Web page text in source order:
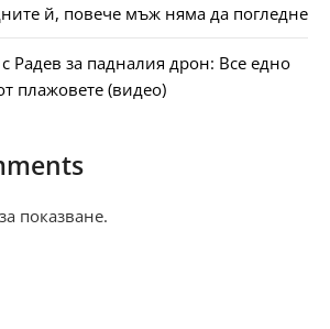
й, повече мъж няма да погледне
Радев за падналия дрон: Все едно
плажовете (видео)
показване.